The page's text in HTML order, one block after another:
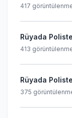
417
Rüyada
413
Rüyada
375